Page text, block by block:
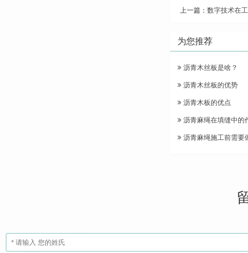
上一篇： 数字技术在
为您推荐
沥青木丝板是啥？
沥青木丝板的优势
沥青木板的优点
沥青麻绳在填缝中的
沥青麻绳施工前需要